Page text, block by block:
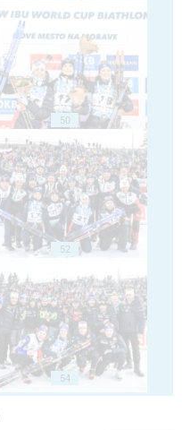
50
52
54